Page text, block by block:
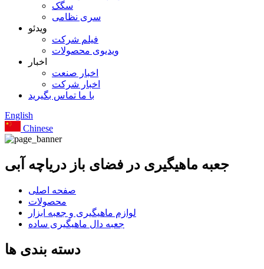
سگک
سری نظامی
ویدئو
فیلم شرکت
ویدیوی محصولات
اخبار
اخبار صنعت
اخبار شرکت
با ما تماس بگیرید
English
Chinese
جعبه ماهیگیری در فضای باز دریاچه آبی
صفحه اصلی
محصولات
لوازم ماهیگیری و جعبه ابزار
جعبه دال ماهیگیری ساده
دسته بندی ها